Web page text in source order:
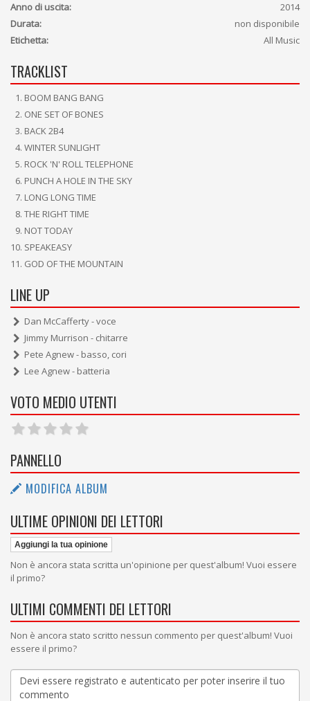
Anno di uscita:
2014
Durata:
non disponibile
Etichetta:
All Music
TRACKLIST
BOOM BANG BANG
ONE SET OF BONES
BACK 2B4
WINTER SUNLIGHT
ROCK 'N' ROLL TELEPHONE
PUNCH A HOLE IN THE SKY
LONG LONG TIME
THE RIGHT TIME
NOT TODAY
SPEAKEASY
GOD OF THE MOUNTAIN
LINE UP
Dan McCafferty - voce
Jimmy Murrison - chitarre
Pete Agnew - basso, cori
Lee Agnew - batteria
VOTO MEDIO UTENTI
PANNELLO
MODIFICA ALBUM
ULTIME OPINIONI DEI LETTORI
Aggiungi la tua opinione
Non è ancora stata scritta un'opinione per quest'album! Vuoi essere
il primo?
ULTIMI COMMENTI DEI LETTORI
Non è ancora stato scritto nessun commento per quest'album! Vuoi
essere il primo?